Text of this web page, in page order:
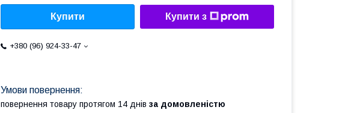
Купити Купити з
+380 (96) 924-33-47
повернення товару протягом 14 днів за домовленістю